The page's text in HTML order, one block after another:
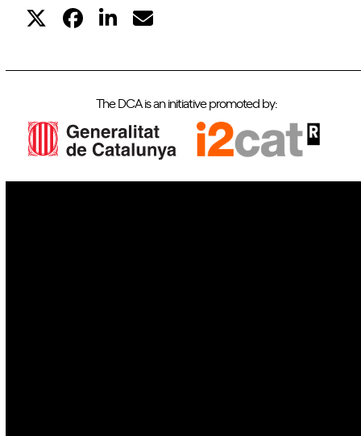
The DCA is an initiative promoted by: